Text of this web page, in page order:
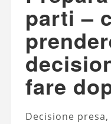
parti –
fare
Decisione